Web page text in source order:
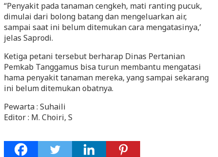
“Penyakit pada tanaman cengkeh, mati ranting pucuk,
dimulai dari bolong batang dan mengeluarkan air,
sampai saat ini belum ditemukan cara mengatasinya,’
jelas Saprodi.
Ketiga petani tersebut berharap Dinas Pertanian
Pemkab Tanggamus bisa turun membantu mengatasi
hama penyakit tanaman mereka, yang sampai sekarang
ini belum ditemukan obatnya.
Pewarta : Suhaili
Editor : M. Choiri, S